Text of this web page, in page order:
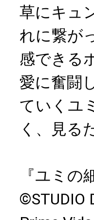
草にキュ
れに繋が
感できる
愛に奮闘
ていくユ
く、見る
『ユミ
©STUDIO